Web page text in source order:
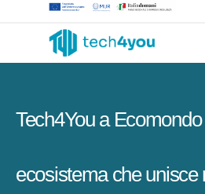
Tech4You a
ecosistema che unisce